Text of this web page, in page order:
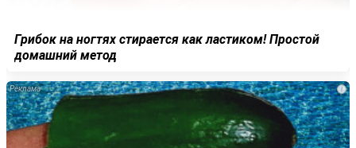
Грибок на ногтях стирается как ластиком! Простой
домашний метод
i